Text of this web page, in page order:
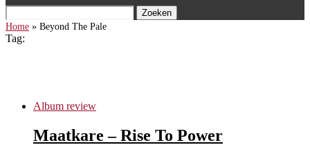
Zoeken
Home » Beyond The Pale
Tag:
Album review
Maatkare – Rise To Power